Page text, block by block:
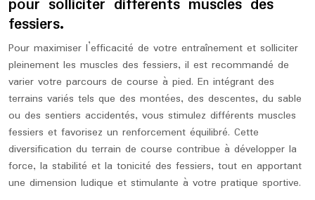
pour solliciter différents muscles des
fessiers.
Pour maximiser l’efficacité de votre entraînement et solliciter
pleinement les muscles des fessiers, il est recommandé de
varier votre parcours de course à pied. En intégrant des
terrains variés tels que des montées, des descentes, du sable
ou des sentiers accidentés, vous stimulez différents muscles
fessiers et favorisez un renforcement équilibré. Cette
diversification du terrain de course contribue à développer la
force, la stabilité et la tonicité des fessiers, tout en apportant
une dimension ludique et stimulante à votre pratique sportive.